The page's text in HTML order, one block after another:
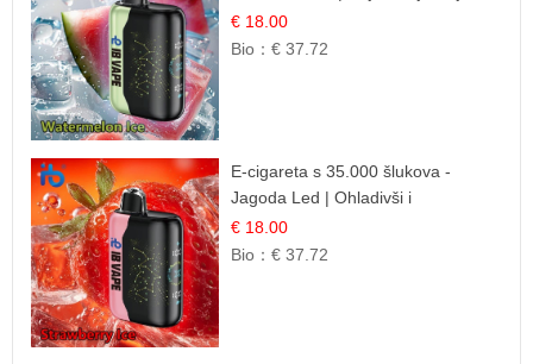
Okus
€ 18.00
Bio：€ 37.72
E-cigareta s 35.000 šlukova -
Jagoda Led | Ohladivši i
Osježavajući Okus
€ 18.00
Bio：€ 37.72